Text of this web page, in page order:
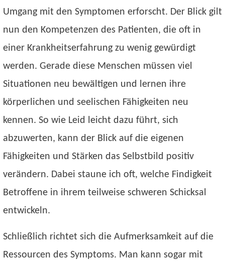
Umgang mit den Symptomen erforscht. Der Blick gilt
nun den Kompetenzen des Patienten, die oft in
einer Krankheitserfahrung zu wenig gewürdigt
werden. Gerade diese Menschen müssen viel
Situationen neu bewältigen und lernen ihre
körperlichen und seelischen Fähigkeiten neu
kennen. So wie Leid leicht dazu führt, sich
abzuwerten, kann der Blick auf die eigenen
Fähigkeiten und Stärken das Selbstbild positiv
verändern. Dabei staune ich oft, welche Findigkeit
Betroffene in ihrem teilweise schweren Schicksal
entwickeln.
Schließlich richtet sich die Aufmerksamkeit auf die
Ressourcen des Symptoms. Man kann sogar mit